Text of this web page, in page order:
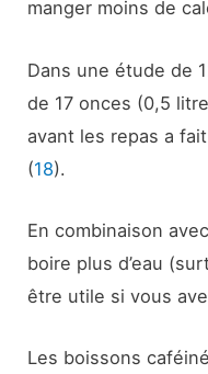
manger moins de
Dans une étude de
de 17 onces (0,5
avant les repas a
(18).
En combinaison
boire plus d’eau
être utile si vous
Les boissons